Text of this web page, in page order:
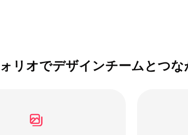
リオでデザインチームとつな